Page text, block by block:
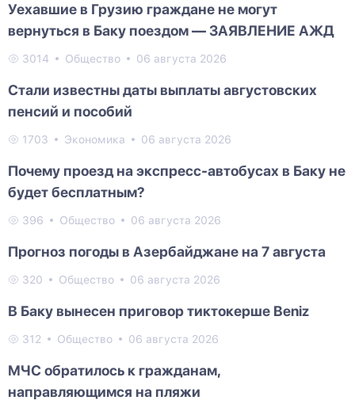
Уехавшие в Грузию граждане не могут
вернуться в Баку поездом — ЗАЯВЛЕНИЕ АЖД
3014 Общество 06 августа 2026
Стали известны даты выплаты августовских
пенсий и пособий
1703 Экономика 06 августа 2026
Почему проезд на экспресс-автобусах в Баку не
будет бесплатным?
396 Общество 06 августа 2026
Прогноз погоды в Азербайджане на 7 августа
320 Общество 06 августа 2026
В Баку вынесен приговор тиктокерше Beniz
312 Общество 06 августа 2026
МЧС обратилось к гражданам,
направляющимся на пляжи